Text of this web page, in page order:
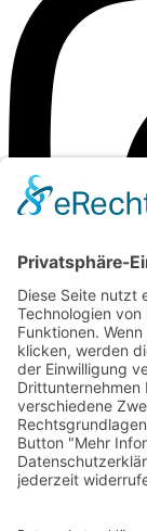
zum Kontakt